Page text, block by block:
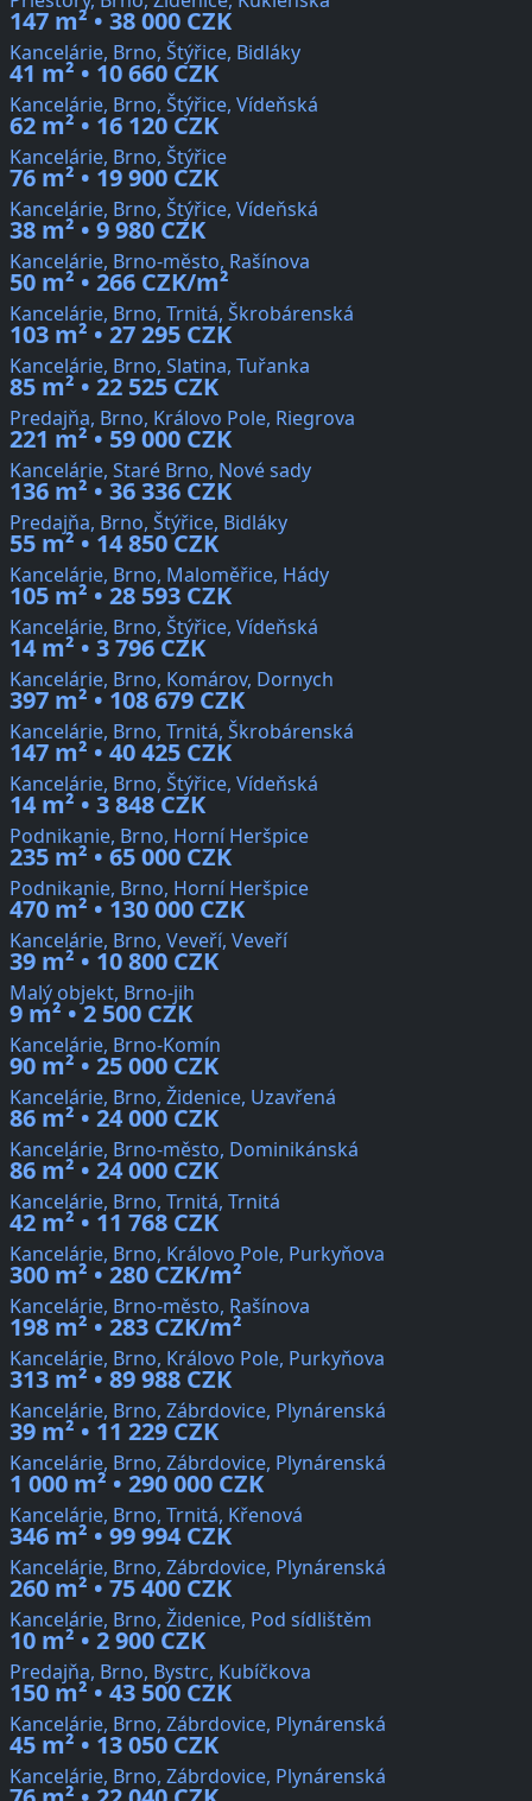
147 m² • 38 000 CZK
Kancelárie, Brno, Štýřice, Bidláky
41 m² • 10 660 CZK
Kancelárie, Brno, Štýřice, Vídeňská
62 m² • 16 120 CZK
Kancelárie, Brno, Štýřice
76 m² • 19 900 CZK
Kancelárie, Brno, Štýřice, Vídeňská
38 m² • 9 980 CZK
Kancelárie, Brno-město, Rašínova
50 m² • 266 CZK/m²
Kancelárie, Brno, Trnitá, Škrobárenská
103 m² • 27 295 CZK
Kancelárie, Brno, Slatina, Tuřanka
85 m² • 22 525 CZK
Predajňa, Brno, Královo Pole, Riegrova
221 m² • 59 000 CZK
Kancelárie, Staré Brno, Nové sady
136 m² • 36 336 CZK
Predajňa, Brno, Štýřice, Bidláky
55 m² • 14 850 CZK
Kancelárie, Brno, Maloměřice, Hády
105 m² • 28 593 CZK
Kancelárie, Brno, Štýřice, Vídeňská
14 m² • 3 796 CZK
Kancelárie, Brno, Komárov, Dornych
397 m² • 108 679 CZK
Kancelárie, Brno, Trnitá, Škrobárenská
147 m² • 40 425 CZK
Kancelárie, Brno, Štýřice, Vídeňská
14 m² • 3 848 CZK
Podnikanie, Brno, Horní Heršpice
235 m² • 65 000 CZK
Podnikanie, Brno, Horní Heršpice
470 m² • 130 000 CZK
Kancelárie, Brno, Veveří, Veveří
39 m² • 10 800 CZK
Malý objekt, Brno-jih
9 m² • 2 500 CZK
Kancelárie, Brno-Komín
90 m² • 25 000 CZK
Kancelárie, Brno, Židenice, Uzavřená
86 m² • 24 000 CZK
Kancelárie, Brno-město, Dominikánská
86 m² • 24 000 CZK
Kancelárie, Brno, Trnitá, Trnitá
42 m² • 11 768 CZK
Kancelárie, Brno, Královo Pole, Purkyňova
300 m² • 280 CZK/m²
Kancelárie, Brno-město, Rašínova
198 m² • 283 CZK/m²
Kancelárie, Brno, Královo Pole, Purkyňova
313 m² • 89 988 CZK
Kancelárie, Brno, Zábrdovice, Plynárenská
39 m² • 11 229 CZK
Kancelárie, Brno, Zábrdovice, Plynárenská
1 000 m² • 290 000 CZK
Kancelárie, Brno, Trnitá, Křenová
346 m² • 99 994 CZK
Kancelárie, Brno, Zábrdovice, Plynárenská
260 m² • 75 400 CZK
Kancelárie, Brno, Židenice, Pod sídlištěm
10 m² • 2 900 CZK
Predajňa, Brno, Bystrc, Kubíčkova
150 m² • 43 500 CZK
Kancelárie, Brno, Zábrdovice, Plynárenská
45 m² • 13 050 CZK
Kancelárie, Brno, Zábrdovice, Plynárenská